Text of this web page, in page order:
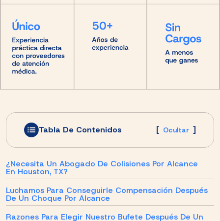
Tabla De Contenidos [ Ocultar ]
¿Necesita Un Abogado De Colisiones Por Alcance
En Houston, TX?
Luchamos Para Conseguirle Compensación Después
De Un Choque Por Alcance
Razones Para Elegir Nuestro Bufete Después De Un